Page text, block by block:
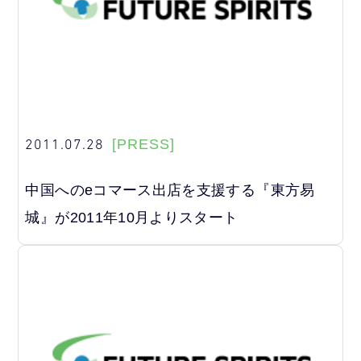
2011.07.28 [PRESS]
中国へのeコマース出店を支援する『東方易
城』が2011年10月よりスタート